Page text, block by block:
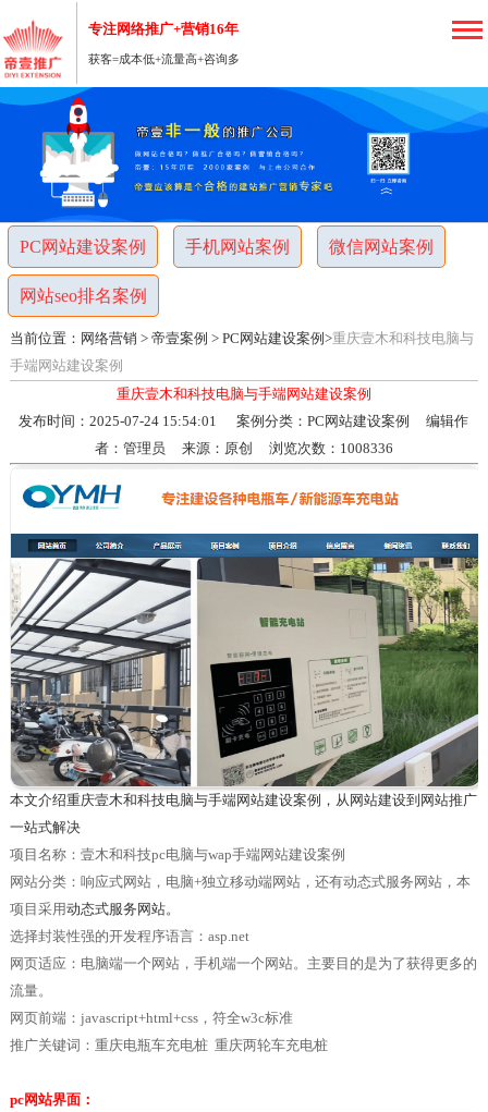
重
庆
网
络
营
销
推
广
专注网络推广+营销16年
获客=成本低+流量高+咨询多
PC网站建设案例 手机网站案例 微信网站案例
网站seo排名案例
当前位置： 网络营销 > 帝壹案例 > PC网站建设案例 >重庆壹木和科技电脑与
手端网站建设案例
重庆壹木和科技电脑与手端网站建设案例
发布时间：2025-07-24 15:54:01 案例分类：PC网站建设案例
编辑作
者：管理员 来源：原创 浏览次数：1008336
本文介绍重庆壹木和科技电脑与手端网站建设案例，从网站建设到网站推广
一站式解决
项目名称：壹木和科技pc电脑与wap手端网站建设案例
网站分类：响应式网站，电脑+独立移动端网站，还有动态式服务网站，本
项目采用动态式服务网站。
选择封装性强的开发程序语言：asp.net
网页适应：电脑端一个网站，手机端一个网站。主要目的是为了获得更多的
流量。
网页前端：javascript+html+css，符全w3c标准
推广关键词： 重庆电瓶车充电桩 重庆两轮车充电桩
pc网站界面：